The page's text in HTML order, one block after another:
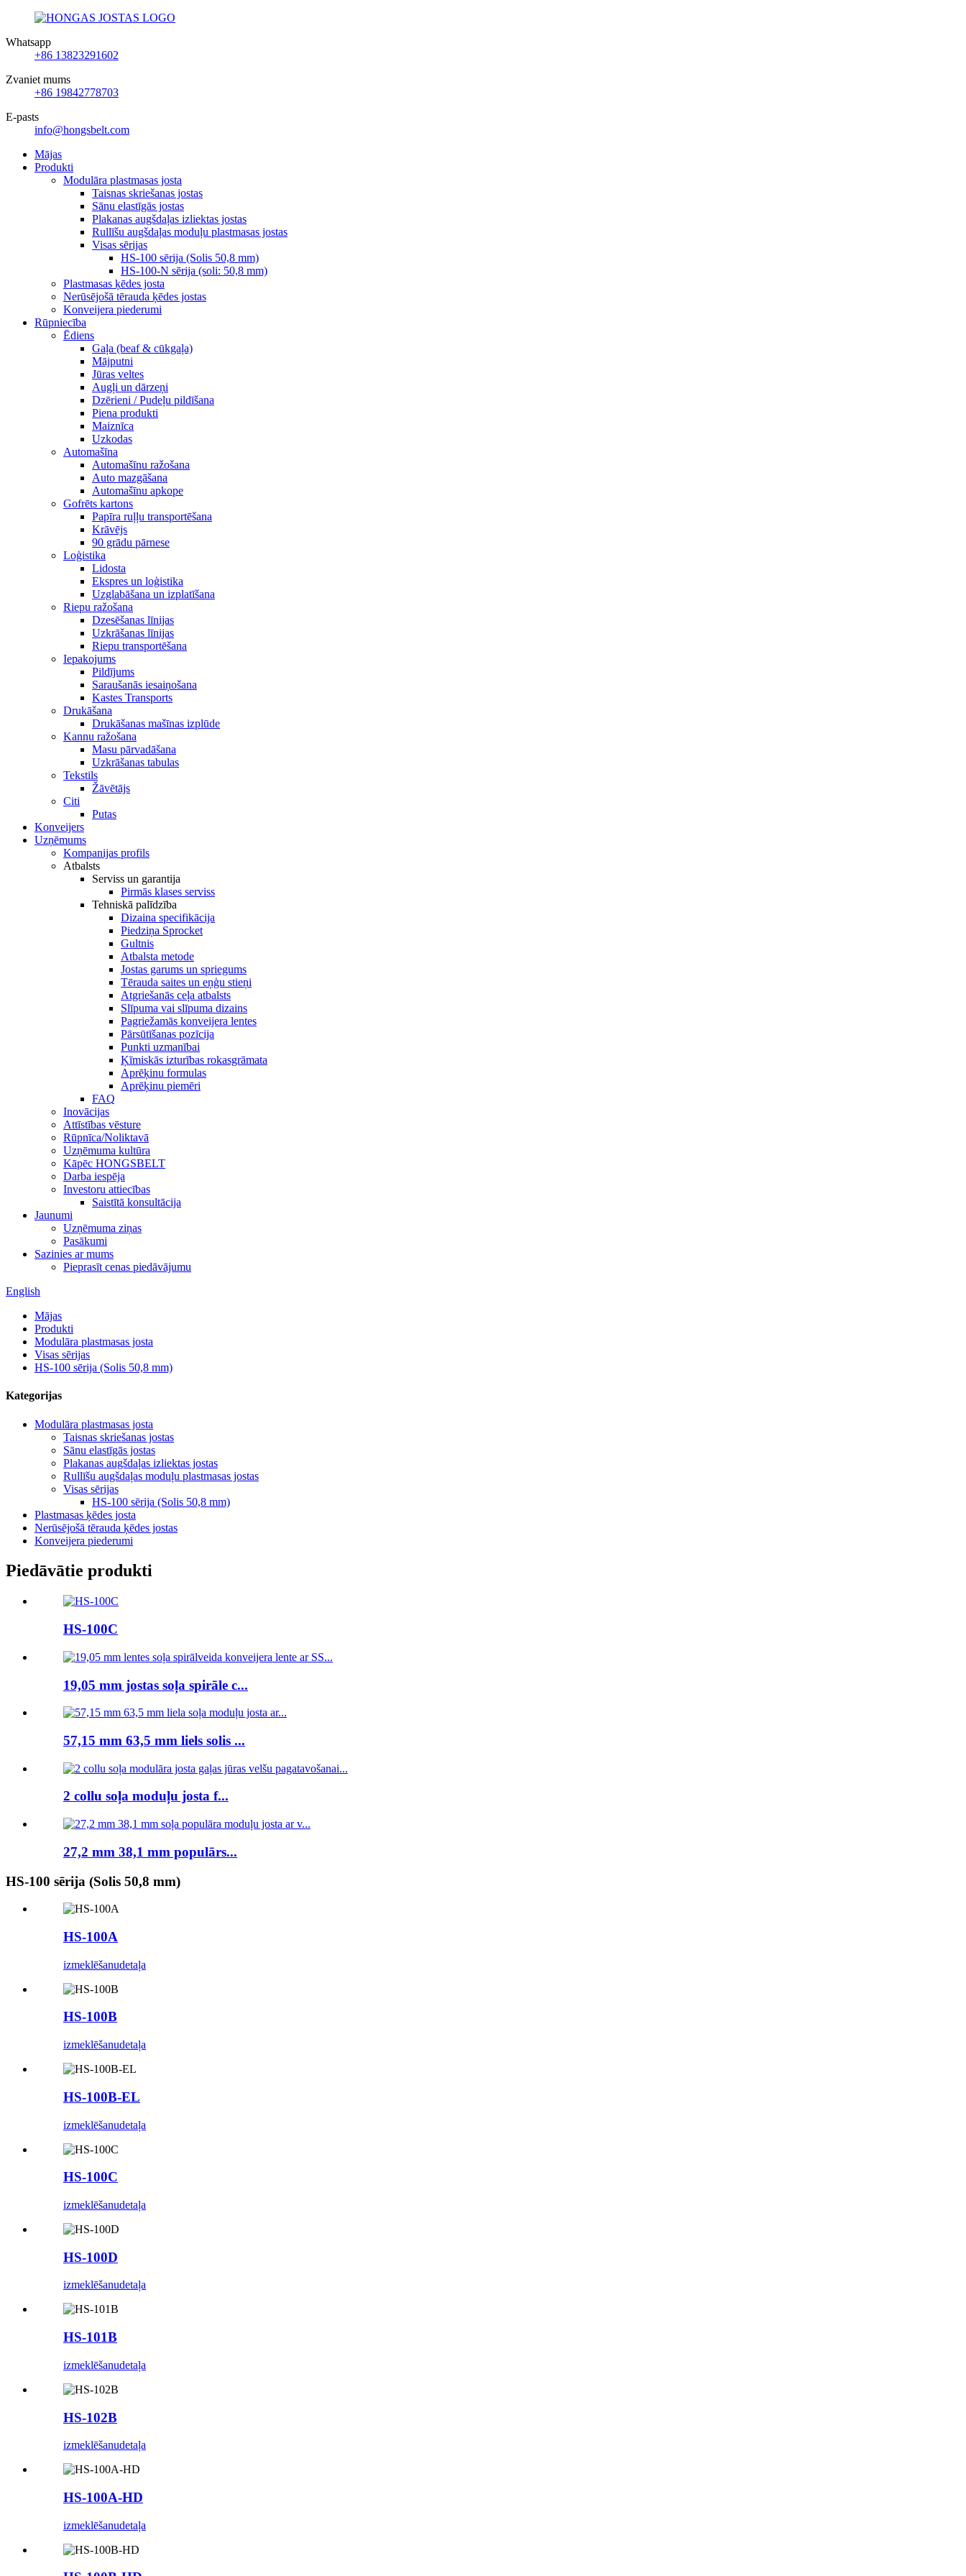
Whatsapp
+86 13823291602
Zvaniet mums
+86 19842778703
E-pasts
info@hongsbelt.com
Mājas
Produkti
Modulāra plastmasas josta
Taisnas skriešanas jostas
Sānu elastīgās jostas
Plakanas augšdaļas izliektas jostas
Rullīšu augšdaļas moduļu plastmasas jostas
Visas sērijas
HS-100 sērija (Solis 50,8 mm)
HS-100-N sērija (soli: 50,8 mm)
Plastmasas ķēdes josta
Nerūsējošā tērauda ķēdes jostas
Konveijera piederumi
Rūpniecība
Ēdiens
Gaļa (beaf & cūkgaļa)
Mājputni
Jūras veltes
Augļi un dārzeņi
Dzērieni / Pudeļu pildīšana
Piena produkti
Maiznīca
Uzkodas
Automašīna
Automašīnu ražošana
Auto mazgāšana
Automašīnu apkope
Gofrēts kartons
Papīra ruļļu transportēšana
Krāvējs
90 grādu pārnese
Loģistika
Lidosta
Ekspres un loģistika
Uzglabāšana un izplatīšana
Riepu ražošana
Dzesēšanas līnijas
Uzkrāšanas līnijas
Riepu transportēšana
Iepakojums
Pildījums
Saraušanās iesaiņošana
Kastes Transports
Drukāšana
Drukāšanas mašīnas izplūde
Kannu ražošana
Masu pārvadāšana
Uzkrāšanas tabulas
Tekstils
Žāvētājs
Citi
Putas
Konveijers
Uzņēmums
Kompanijas profils
Atbalsts
Serviss un garantija
Pirmās klases serviss
Tehniskā palīdzība
Dizaina specifikācija
Piedziņa Sprocket
Gultnis
Atbalsta metode
Jostas garums un spriegums
Tērauda saites un eņģu stieņi
Atgriešanās ceļa atbalsts
Slīpuma vai slīpuma dizains
Pagriežamās konveijera lentes
Pārsūtīšanas pozīcija
Punkti uzmanībai
Ķīmiskās izturības rokasgrāmata
Aprēķinu formulas
Aprēķinu piemēri
FAQ
Inovācijas
Attīstības vēsture
Rūpnīca/Noliktavā
Uzņēmuma kultūra
Kāpēc HONGSBELT
Darba iespēja
Investoru attiecības
Saistītā konsultācija
Jaunumi
Uzņēmuma ziņas
Pasākumi
Sazinies ar mums
Pieprasīt cenas piedāvājumu
English
Mājas
Produkti
Modulāra plastmasas josta
Visas sērijas
HS-100 sērija (Solis 50,8 mm)
Kategorijas
Modulāra plastmasas josta
Taisnas skriešanas jostas
Sānu elastīgās jostas
Plakanas augšdaļas izliektas jostas
Rullīšu augšdaļas moduļu plastmasas jostas
Visas sērijas
HS-100 sērija (Solis 50,8 mm)
Plastmasas ķēdes josta
Nerūsējošā tērauda ķēdes jostas
Konveijera piederumi
Piedāvātie produkti
HS-100C
19,05 mm jostas soļa spirāle c...
57,15 mm 63,5 mm liels solis ...
2 collu soļa moduļu josta f...
27,2 mm 38,1 mm populārs...
HS-100 sērija (Solis 50,8 mm)
HS-100A
izmeklēšanudetaļa
HS-100B
izmeklēšanudetaļa
HS-100B-EL
izmeklēšanudetaļa
HS-100C
izmeklēšanudetaļa
HS-100D
izmeklēšanudetaļa
HS-101B
izmeklēšanudetaļa
HS-102B
izmeklēšanudetaļa
HS-100A-HD
izmeklēšanudetaļa